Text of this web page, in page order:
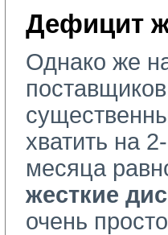
Дефицит
Однако же
хватить на
месяца
жесткие
очень